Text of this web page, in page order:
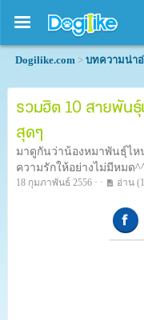
Dogilike.com > บทความน่า
รวมฮิต 10 สายพัน
สุดๆ
มาดูกันว่าน้องหมาพันธุ์ไห
ความรักให้อย่างไม่มีหมด
18 กุมภาพันธ์ 2556 · · อ่าน